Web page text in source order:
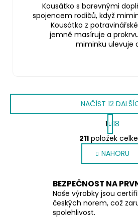
Kousátko s barevnými
spojencem rodičů, když
Kousátko z
jemně masíruje a
miminku ulevuje
O
v
l
á
d
a
c
NAČÍST 12
S
t
r
á
n
k
v
á
n
1 18
211 položek
NAHORU
BEZPEČNOST NA
Naše výrobky jsou
českých norem, což
spolehlivost.